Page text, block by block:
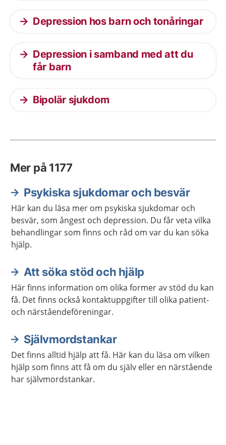
Depression hos barn och tonåringar
Depression i samband med att du
får barn
Bipolär sjukdom
Mer på 1177
Psykiska sjukdomar och besvär
Här kan du läsa mer om psykiska sjukdomar och
besvär, som ångest och depression. Du får veta vilka
behandlingar som finns och råd om var du kan söka
hjälp.
Att söka stöd och hjälp
Här finns information om olika former av stöd du kan
få. Det finns också kontaktuppgifter till olika patient-
och närståendeföreningar.
Självmordstankar
Det finns alltid hjälp att få. Här kan du läsa om vilken
hjälp som finns att få om du själv eller en närstående
har självmordstankar.